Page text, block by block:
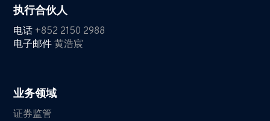
执行合伙人
电话 +852 2150 2988
电子邮件黄浩宸
业务领域
证券监管